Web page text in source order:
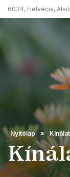
6034, Helvécia,
Nyitólap